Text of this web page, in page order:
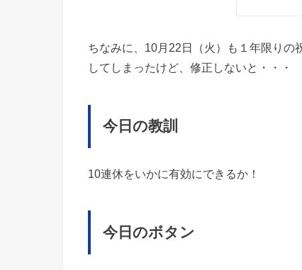
ちなみに、10月22日（火）も１年限りの
してしまったけど、修正しないと・・・
今日の教訓
10連休をいかに有効にできるか！
今日のボタン